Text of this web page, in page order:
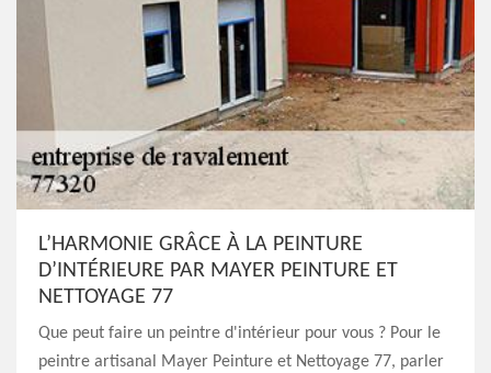
L’HARMONIE GRÂCE À LA PEINTURE
D’INTÉRIEURE PAR MAYER PEINTURE ET
NETTOYAGE 77
Que peut faire un peintre d'intérieur pour vous ? Pour le
peintre artisanal Mayer Peinture et Nettoyage 77, parler